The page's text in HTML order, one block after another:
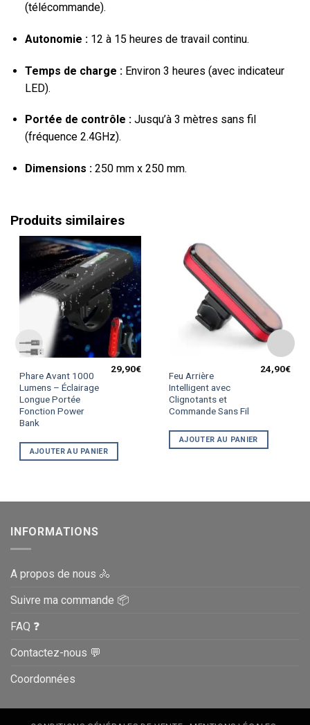
(télécommande).
Autonomie :12 à 15 heures de travail continu.
Temps de charge :Environ 3 heures (avec indicateur
LED).
Portée de contrôle :Jusqu’à 3 mètres sans fil
(fréquence 2.4GHz).
Dimensions :250 mm x 250 mm.
Produits similaires
Phare Avant 1000
Lumens – Éclairage
Longue Portée
Fonction Power
Bank
29,90€
AJOUTER AU PANIER
Feu Arrière
Intelligent avec
Clignotants et
Commande Sans Fil
24,90€
AJOUTER AU PANIER
INFORMATIONS
A propos de nous 🚴
Suivre ma commande 📦
FAQ ❓
Contactez-nous 💬
Coordonnées